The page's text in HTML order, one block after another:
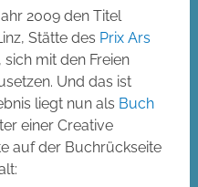
2009 den Titel
Stätte des Prix Ars
sich mit den Freien
Und das ist
liegt nun als Buch
einer Creative
auf der Buchrückseite